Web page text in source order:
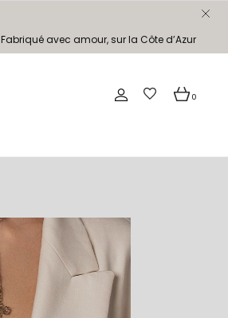
Fabriqué avec amour, sur la Côte d’Azur
0